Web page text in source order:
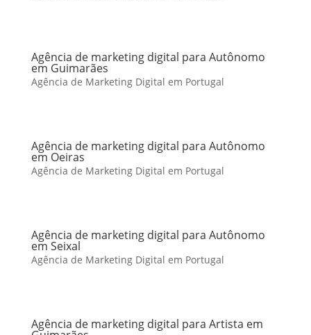
Agência de marketing digital para Autônomo
em Guimarães
Agência de Marketing Digital em Portugal
Agência de marketing digital para Autônomo
em Oeiras
Agência de Marketing Digital em Portugal
Agência de marketing digital para Autônomo
em Seixal
Agência de Marketing Digital em Portugal
Agência de marketing digital para Artista em